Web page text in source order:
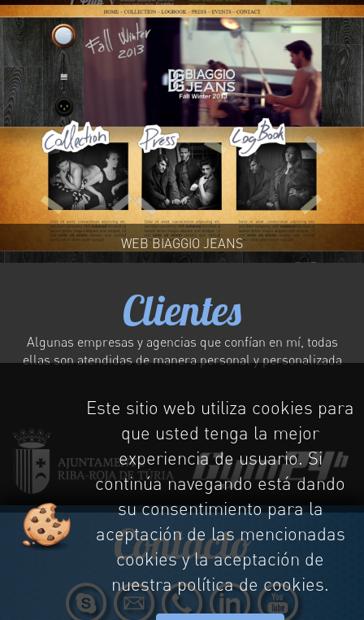
WEB BIAGGIO JEANS
Clientes
Algunas empresas y agencias que confían en mí, todas
ellas son atendidas de manera personal y personalizada
Contacto
Este sitio web utiliza cookies para
que usted tenga la mejor
experiencia de usuario. Si
continúa navegando está dando
su consentimiento para la
aceptación de las mencionadas
cookies y la aceptación de
nuestra política de cookies.